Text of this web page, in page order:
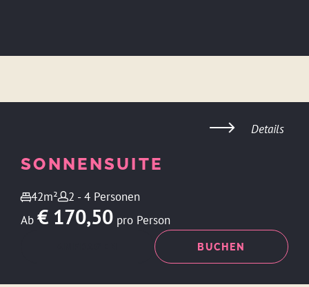
SONNENSUITE
42m²
2 - 4 Personen
Ab € 170,50 pro Person
BUCHEN
Details